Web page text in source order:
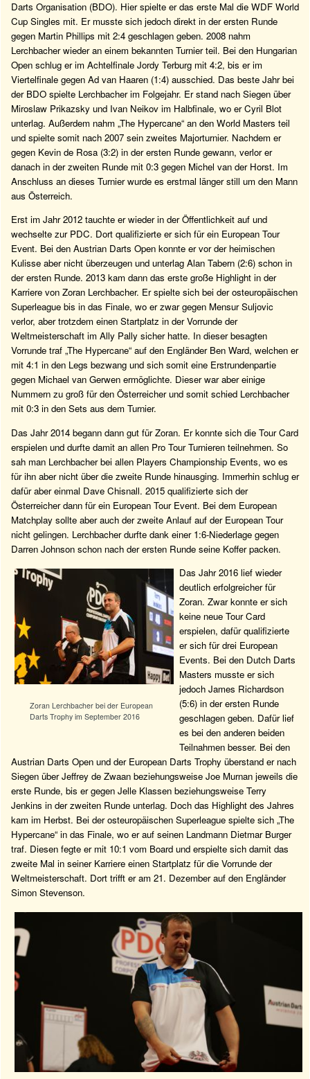
Darts Organisation (BDO). Hier spielte er das erste Mal die WDF World
Cup Singles mit. Er musste sich jedoch direkt in der ersten Runde
gegen Martin Phillips mit 2:4 geschlagen geben. 2008 nahm
Lerchbacher wieder an einem bekannten Turnier teil. Bei den Hungarian
Open schlug er im Achtelfinale Jordy Terburg mit 4:2, bis er im
Viertelfinale gegen Ad van Haaren (1:4) ausschied. Das beste Jahr bei
der BDO spielte Lerchbacher im Folgejahr. Er stand nach Siegen über
Miroslaw Prikazsky und Ivan Neikov im Halbfinale, wo er Cyril Blot
unterlag. Außerdem nahm „The Hypercane“ an den World Masters teil
und spielte somit nach 2007 sein zweites Majorturnier. Nachdem er
gegen Kevin de Rosa (3:2) in der ersten Runde gewann, verlor er
danach in der zweiten Runde mit 0:3 gegen Michel van der Horst. Im
Anschluss an dieses Turnier wurde es erstmal länger still um den Mann
aus Österreich.
Erst im Jahr 2012 tauchte er wieder in der Öffentlichkeit auf und
wechselte zur PDC. Dort qualifizierte er sich für ein European Tour
Event. Bei den Austrian Darts Open konnte er vor der heimischen
Kulisse aber nicht überzeugen und unterlag Alan Tabern (2:6) schon in
der ersten Runde. 2013 kam dann das erste große Highlight in der
Karriere von Zoran Lerchbacher. Er spielte sich bei der osteuropäischen
Superleague bis in das Finale, wo er zwar gegen Mensur Suljovic
verlor, aber trotzdem einen Startplatz in der Vorrunde der
Weltmeisterschaft im Ally Pally sicher hatte. In dieser besagten
Vorrunde traf „The Hypercane“ auf den Engländer Ben Ward, welchen er
mit 4:1 in den Legs bezwang und sich somit eine Erstrundenpartie
gegen Michael van Gerwen ermöglichte. Dieser war aber einige
Nummern zu groß für den Österreicher und somit schied Lerchbacher
mit 0:3 in den Sets aus dem Turnier.
Das Jahr 2014 begann dann gut für Zoran. Er konnte sich die Tour Card
erspielen und durfte damit an allen Pro Tour Turnieren teilnehmen. So
sah man Lerchbacher bei allen Players Championship Events, wo es
für ihn aber nicht über die zweite Runde hinausging. Immerhin schlug er
dafür aber einmal Dave Chisnall. 2015 qualifizierte sich der
Österreicher dann für ein European Tour Event. Bei dem European
Matchplay sollte aber auch der zweite Anlauf auf der European Tour
nicht gelingen. Lerchbacher durfte dank einer 1:6-Niederlage gegen
Darren Johnson schon nach der ersten Runde seine Koffer packen.
Zoran Lerchbacher bei der European
Darts Trophy im September 2016
Das Jahr 2016 lief wieder
deutlich erfolgreicher für
Zoran. Zwar konnte er sich
keine neue Tour Card
erspielen, dafür qualifizierte
er sich für drei European
Events. Bei den Dutch Darts
Masters musste er sich
jedoch James Richardson
(5:6) in der ersten Runde
geschlagen geben. Dafür lief
es bei den anderen beiden
Teilnahmen besser. Bei den
Austrian Darts Open und der European Darts Trophy überstand er nach
Siegen über Jeffrey de Zwaan beziehungsweise Joe Murnan jeweils die
erste Runde, bis er gegen Jelle Klassen beziehungsweise Terry
Jenkins in der zweiten Runde unterlag. Doch das Highlight des Jahres
kam im Herbst. Bei der osteuropäischen Superleague spielte sich „The
Hypercane“ in das Finale, wo er auf seinen Landmann Dietmar Burger
traf. Diesen fegte er mit 10:1 vom Board und erspielte sich damit das
zweite Mal in seiner Karriere einen Startplatz für die Vorrunde der
Weltmeisterschaft. Dort trifft er am 21. Dezember auf den Engländer
Simon Stevenson.